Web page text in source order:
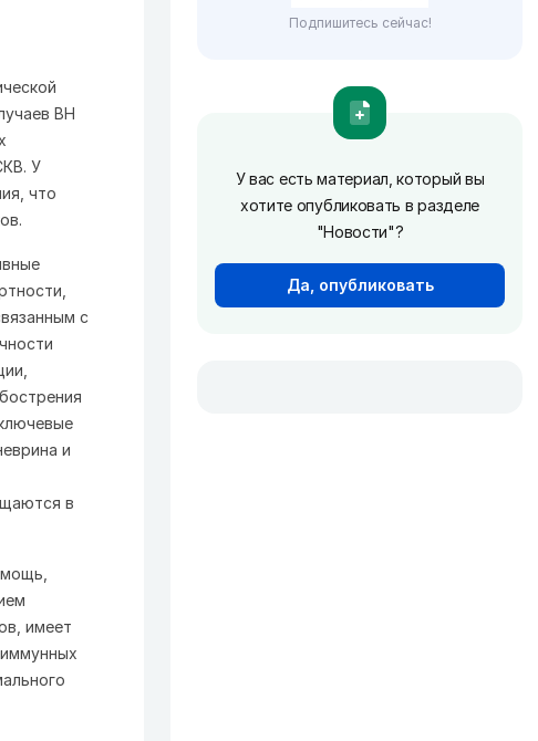
ВН
У
что
с
и
в
имеет
Подпишитесь сейчас!
У вас есть материал, который вы
хотите опубликовать в разделе
"Новости"?
Да, опубликовать